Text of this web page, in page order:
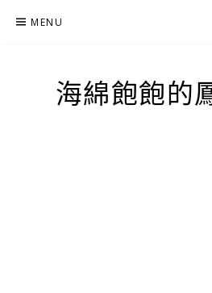
MENU
海綿飽飽的